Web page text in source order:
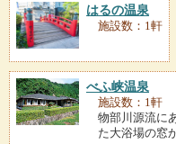
はるの温泉
施設数：1軒
べふ峡温泉
施設数：1軒
物部川源流に
た大浴場の窓